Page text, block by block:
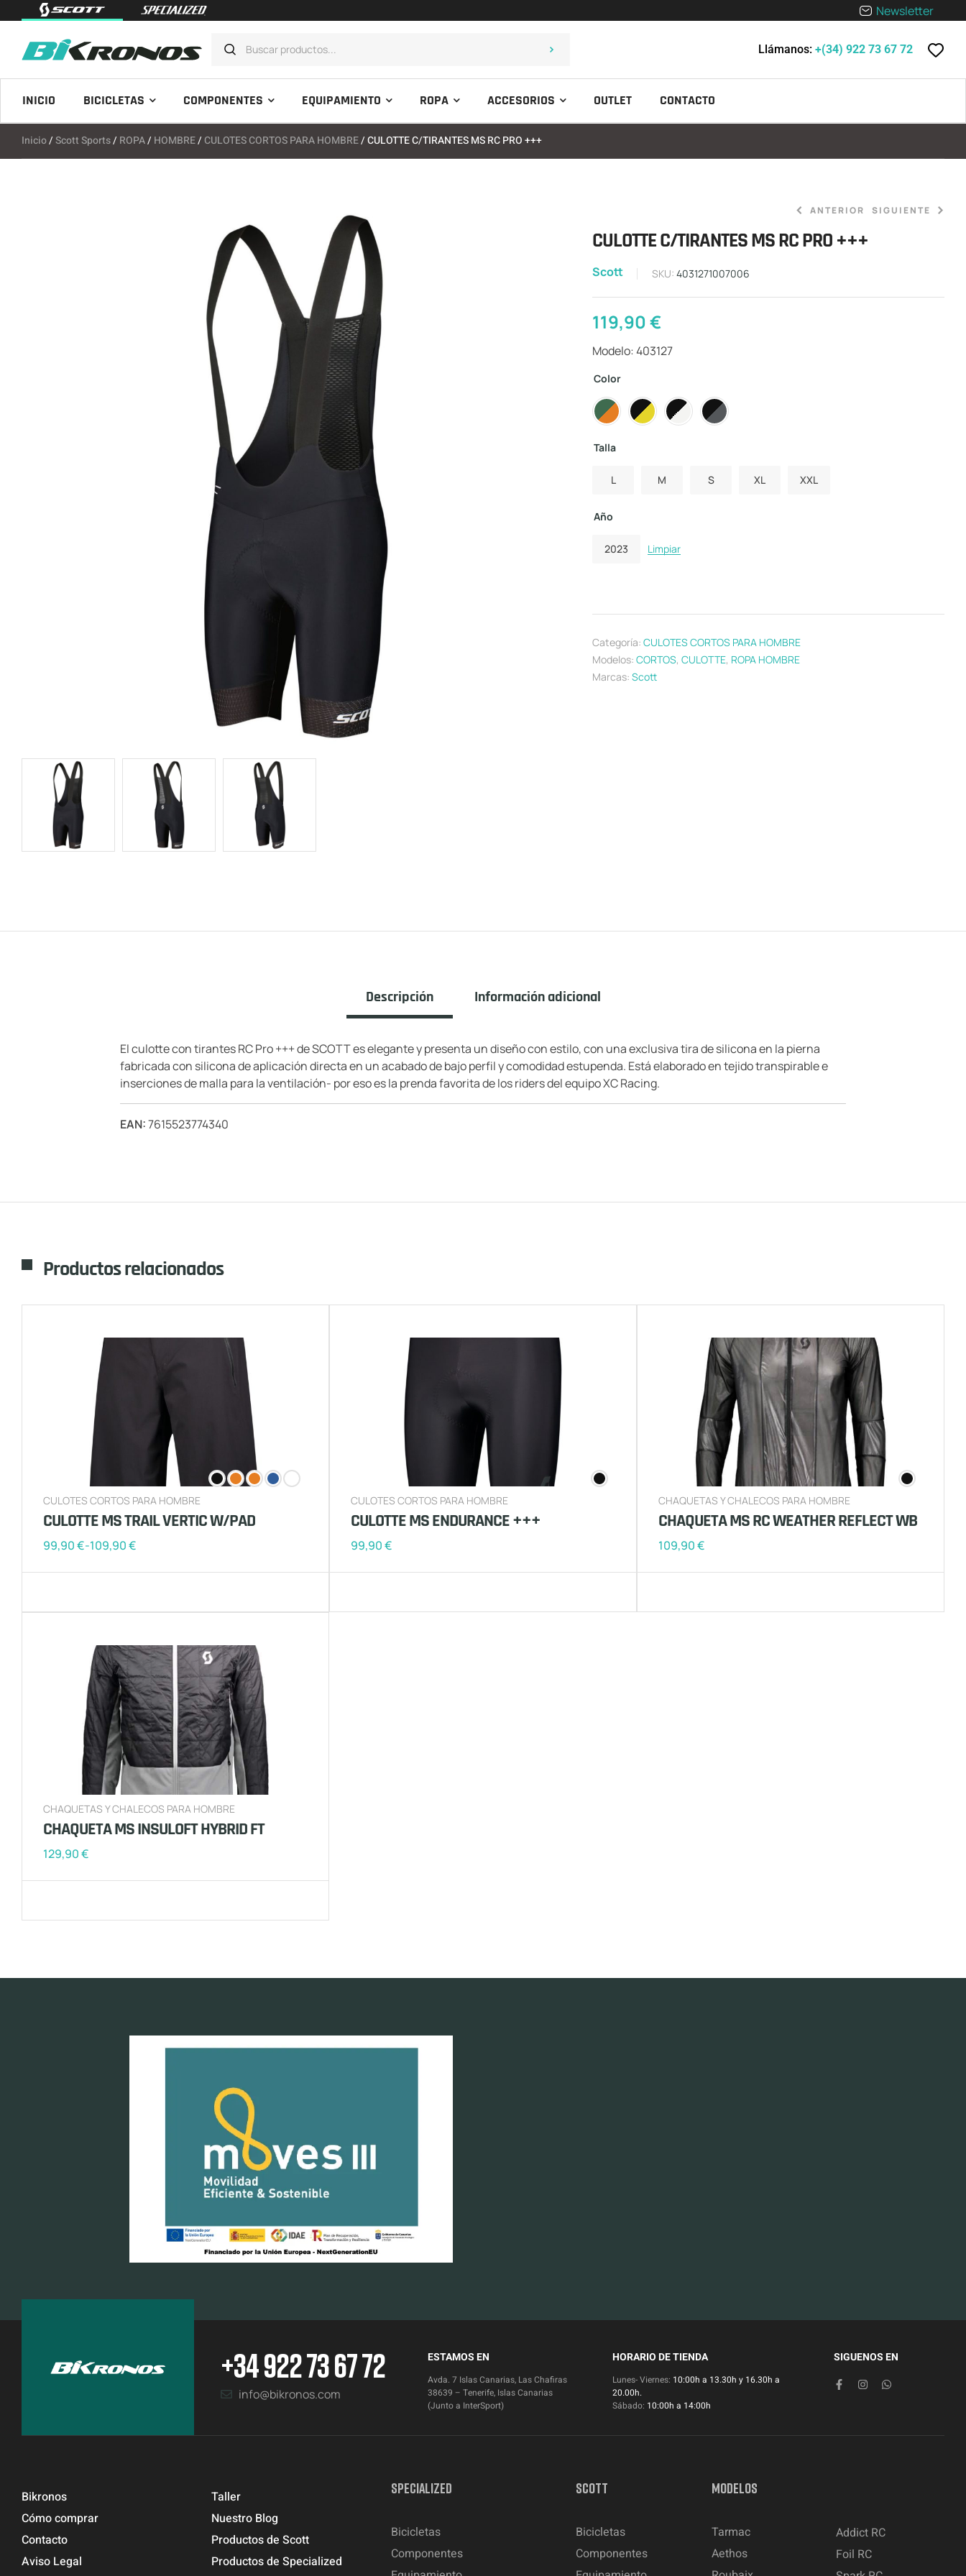
Newsletter
Llámanos: +(34) 922 73 67 72
INICIO BICICLETAS COMPONENTES EQUIPAMIENTO ROPA ACCESORIOS OUTLET CONTACTO
Inicio/Scott Sports/ ROPA/ HOMBRE/ CULOTES CORTOS PARA HOMBRE/ CULOTTE C/TIRANTES MS RC PRO +++
ANTERIOR SIGUIENTE
CULOTTE C/TIRANTES MS RC PRO +++
Scott SKU: 4031271007006
119,90€
Modelo: 403127
Color
Talla
L M S XL XXL
Año
2023 Limpiar
Categoría: CULOTES CORTOS PARA HOMBRE
Modelos: CORTOS, CULOTTE, ROPA HOMBRE
Marcas: Scott
Descripción Información adicional
El culotte con tirantes RC Pro +++ de SCOTT es elegante y presenta un diseño con estilo, con una exclusiva tira de silicona en la pierna
fabricada con silicona de aplicación directa en un acabado de bajo perfil y comodidad estupenda. Está elaborado en tejido transpirable e
inserciones de malla para la ventilación- por eso es la prenda favorita de los riders del equipo XC Racing.
EAN:7615523774340
Productos relacionados
CULOTES CORTOS PARA HOMBRE
CULOTTE MS TRAIL VERTIC W/PAD
99,90€-109,90€
CULOTES CORTOS PARA HOMBRE
CULOTTE MS ENDURANCE +++
99,90€
CHAQUETAS Y CHALECOS PARA HOMBRE
CHAQUETA MS RC WEATHER REFLECT WB
109,90€
CHAQUETAS Y CHALECOS PARA HOMBRE
CHAQUETA MS INSULOFT HYBRID FT
129,90€
+34 922 73 67 72
info@bikronos.com
ESTAMOS EN
Avda. 7 Islas Canarias, Las Chafiras
38639 – Tenerife, Islas Canarias
(Junto a InterSport)
HORARIO DE TIENDA
Lunes- Viernes: 10:00h a 13.30h y 16.30h a
20.00h.
Sábado: 10:00h a 14:00h
SIGUENOS EN
Bikronos
Cómo comprar
Contacto
Aviso Legal
Taller
Nuestro Blog
Productos de Scott
Productos de Specialized
SPECIALIZED
Bicicletas
Componentes
SCOTT
Bicicletas
Componentes
MODELOS
Tarmac
Aethos
Addict RC
Foil RC